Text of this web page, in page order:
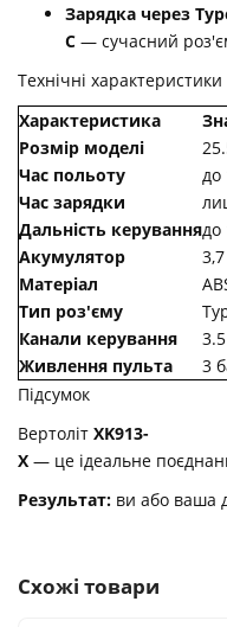
Зарядка через
C — сучасний
Технічні характеристики
Характеристика
Розмір моделі
Час польоту
до
Час зарядки
Дальність керуваннядо
Акумулятор
Матеріал
Тип роз'єму
Канали керування
Живлення пульта
3
Підсумок
Вертоліт XK913-
X — це ідеальне
Результат: ви або ваша
Схожі товари